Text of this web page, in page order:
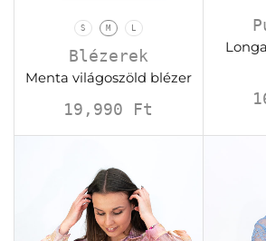
S M L
Blézerek
Menta világoszöld blézer
19,990 Ft